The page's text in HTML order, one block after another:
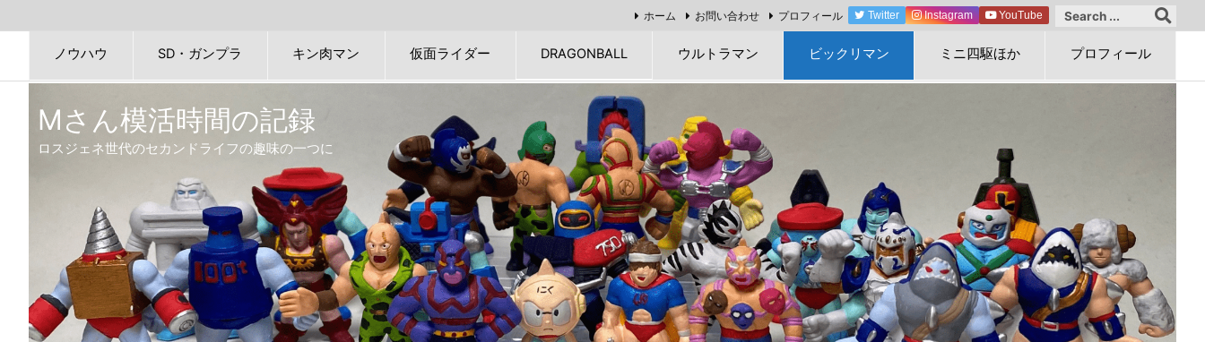
ノウハウ SD・ガンプラ キン肉マン 仮面ライダー DRAGONBALL ウルトラマン ビックリマン ミニ四駆ほか プロフィール
ホーム お問い合わせ プロフィール Twitter Instagram YouTube
Mさん模活時間の記録
ロスジェネ世代のセカンドライフの趣味の一つに